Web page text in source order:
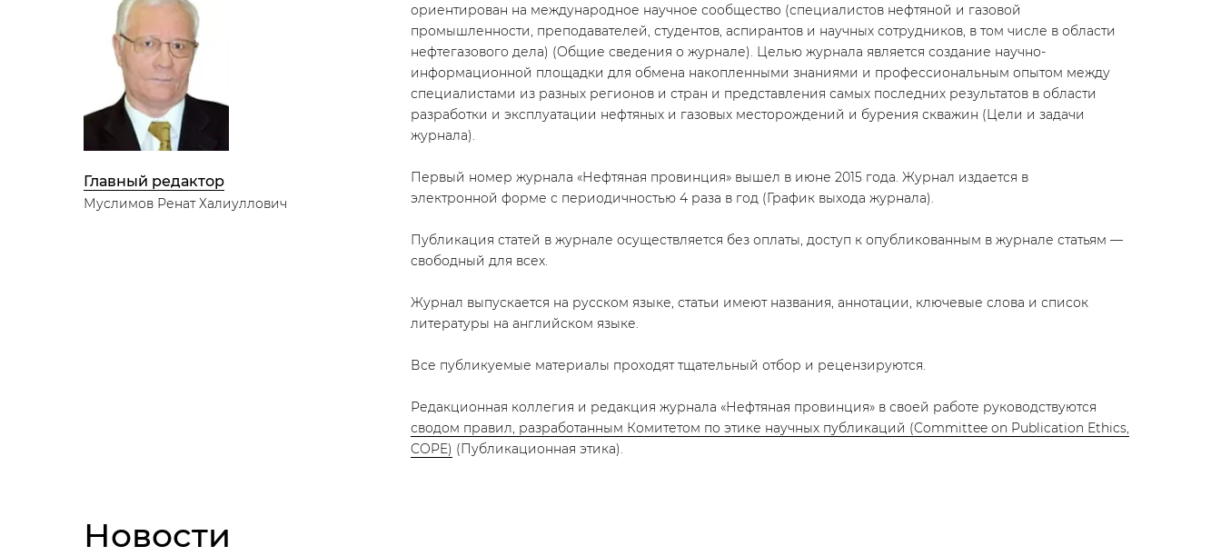
Главный редактор
Муслимов Ренат Халиуллович
ориентирован на международное научное сообщество (специалистов нефтяной и газовой
промышленности, преподавателей, студентов, аспирантов и научных сотрудников, в том числе в области
нефтегазового дела) (Общие сведения о журнале). Целью журнала является создание научно-
информационной площадки для обмена накопленными знаниями и профессиональным опытом между
специалистами из разных регионов и стран и представления самых последних результатов в области
разработки и эксплуатации нефтяных и газовых месторождений и бурения скважин (Цели и задачи
журнала).
Первый номер журнала «Нефтяная провинция» вышел в июне 2015 года. Журнал издается в
электронной форме с периодичностью 4 раза в год (График выхода журнала).
Публикация статей в журнале осуществляется без оплаты, доступ к опубликованным в журнале статьям —
свободный для всех.
​​Журнал выпускается на русском языке, статьи имеют названия, аннотации, ключевые слова и список
литературы на английском языке.
Все публикуемые материалы проходят тщательный отбор и рецензируются.
Редакционная коллегия и редакция журнала «Нефтяная провинция» в своей работе руководствуются
сводом правил, разработанным Комитетом по этике научных публикаций (Committee on Publication Ethics,
COPE) (Публикационная этика).
Новости